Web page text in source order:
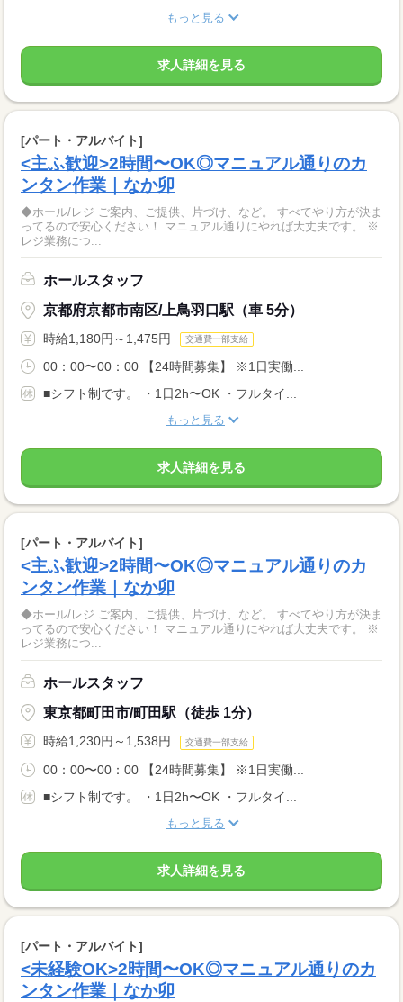
もっと見る
求人詳細を見る
[パート・アルバイト]
<主ふ歓迎>2時間〜OK◎マニュアル通りのカ
ンタン作業｜なか卯
◆ホール/レジ ご案内、ご提供、片づけ、など。 すべてやり方が決ま
ってるので安心ください！ マニュアル通りにやれば大丈夫です。 ※
レジ業務につ...
ホールスタッフ
京都府京都市南区/上鳥羽口駅（車 5分）
時給1,180円～1,475円 交通費一部支給
00：00〜00：00 【24時間募集】 ※1日実働...
■シフト制です。 ・1日2h〜OK ・フルタイ...
もっと見る
求人詳細を見る
[パート・アルバイト]
<主ふ歓迎>2時間〜OK◎マニュアル通りのカ
ンタン作業｜なか卯
◆ホール/レジ ご案内、ご提供、片づけ、など。 すべてやり方が決ま
ってるので安心ください！ マニュアル通りにやれば大丈夫です。 ※
レジ業務につ...
ホールスタッフ
東京都町田市/町田駅（徒歩 1分）
時給1,230円～1,538円 交通費一部支給
00：00〜00：00 【24時間募集】 ※1日実働...
■シフト制です。 ・1日2h〜OK ・フルタイ...
もっと見る
求人詳細を見る
[パート・アルバイト]
<未経験OK>2時間〜OK◎マニュアル通りのカ
ンタン作業｜なか卯